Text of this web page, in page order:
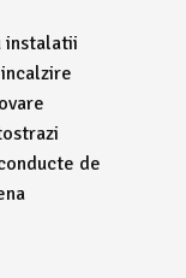
instalatii
de